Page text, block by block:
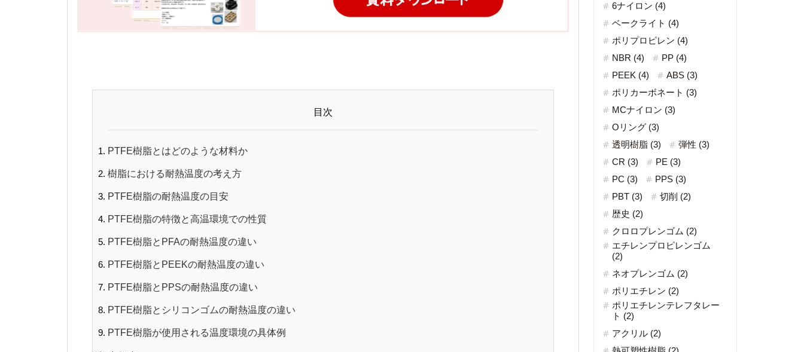
目次
PTFE樹脂とはどのような材料か
樹脂における耐熱温度の考え方
PTFE樹脂の耐熱温度の目安
PTFE樹脂の特徴と高温環境での性質
PTFE樹脂とPFAの耐熱温度の違い
PTFE樹脂とPEEKの耐熱温度の違い
PTFE樹脂とPPSの耐熱温度の違い
PTFE樹脂とシリコンゴムの耐熱温度の違い
PTFE樹脂が使用される温度環境の具体例
6ナイロン (4)
ベークライト (4)
ポリプロピレン (4)
NBR (4)
PP (4)
PEEK (4)
ABS (3)
ポリカーボネート (3)
MCナイロン (3)
Oリング (3)
透明樹脂 (3)
弾性 (3)
CR (3)
PE (3)
PC (3)
PPS (3)
PBT (3)
切削 (2)
歴史 (2)
クロロプレンゴム (2)
エチレンプロピレンゴム
(2)
ネオプレンゴム (2)
ポリエチレン (2)
ポリエチレンテレフタレー
ト (2)
アクリル (2)